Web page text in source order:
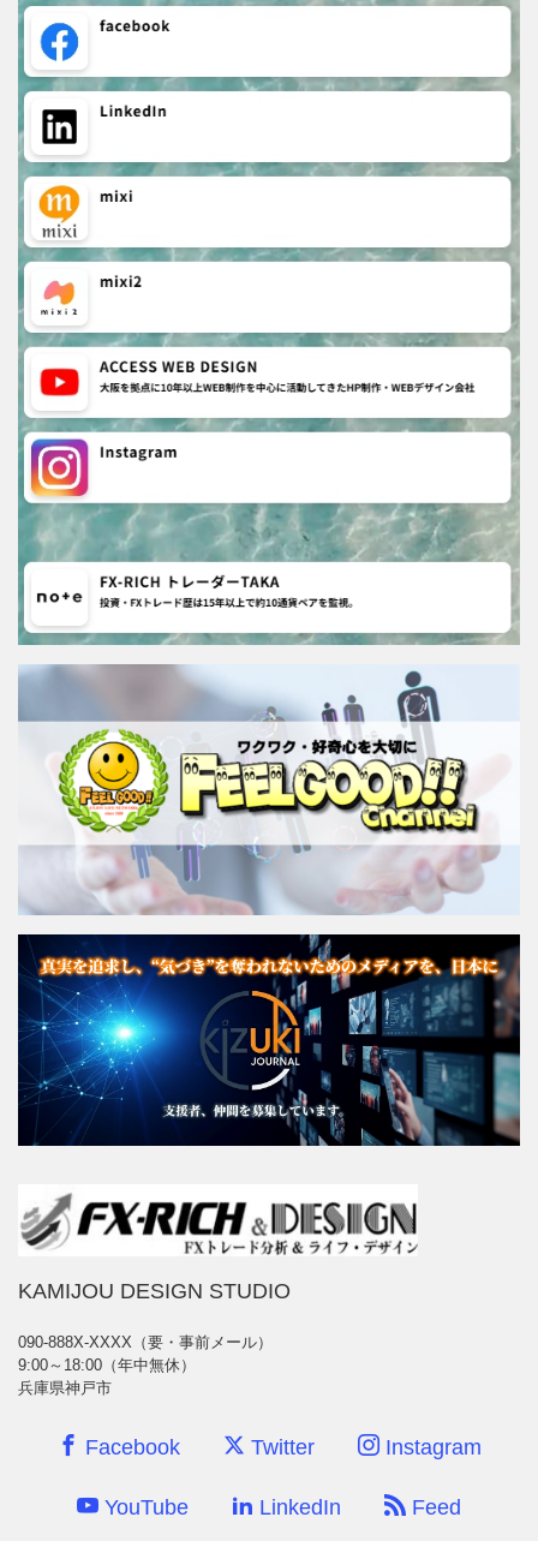
KAMIJOU DESIGN STUDIO
090-888X-XXXX（要・事前メール）
9:00～18:00（年中無休）
兵庫県神戸市
Facebook Twitter Instagram
YouTube LinkedIn Feed